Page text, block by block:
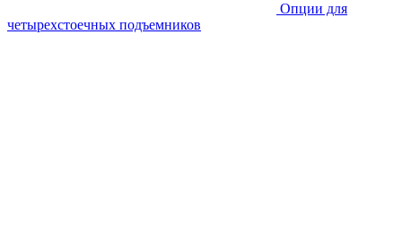
Опции для
четырехстоечных подъемников